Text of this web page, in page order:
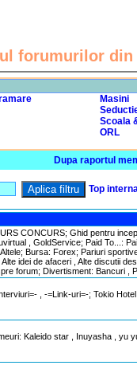
forumurilor din
Masini
Scoala
ORL
Dupa raportul
Aplica filtru Top
CONCURS; Ghid pentru
, GoldService; Paid To...:
Bursa: Forex; Pariuri
idei de afaceri , Alte discutii
forum; Divertisment: Bancuri ,
, -=Link-uri=-; Tokio Hotel:
Kaleido star , Inuyasha , yu